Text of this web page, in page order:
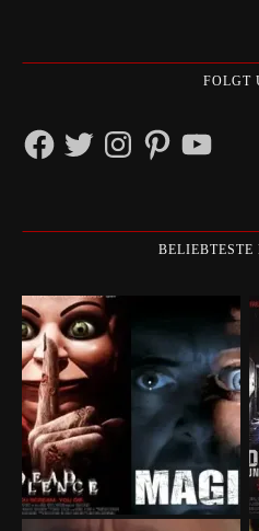
FOLGT
FacebookTwitterInstagramPinterestYouTube
BELIEBTESTE